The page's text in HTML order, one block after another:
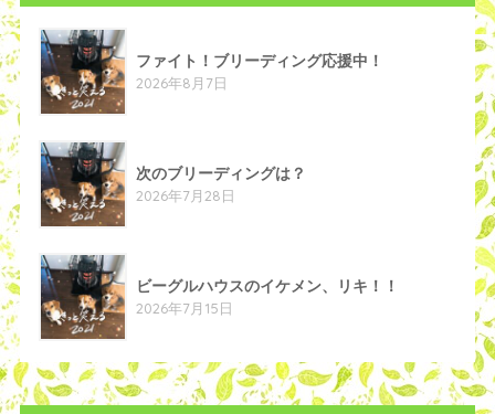
ファイト！ブリーディング応援中！
2026年8月7日
次のブリーディングは？
2026年7月28日
ビーグルハウスのイケメン、リキ！！
2026年7月15日